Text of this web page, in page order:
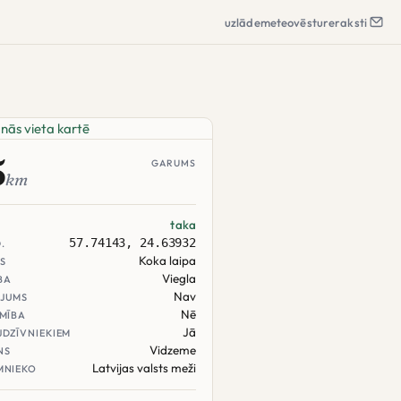
uzlādemeteovēstureraksti
km
GARUMS
taka
57.74143, 24.63932
Koka laipa
Viegla
Nav
Nē
Jā
Vidzeme
Latvijas valsts meži